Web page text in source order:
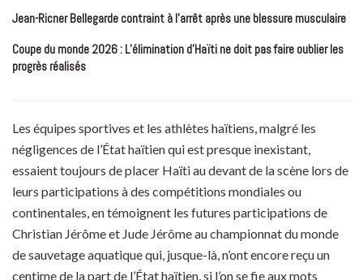
Jean-Ricner Bellegarde contraint à l’arrêt après une blessure musculaire
Coupe du monde 2026 : L’élimination d’Haïti ne doit pas faire oublier les
progrès réalisés
Les équipes sportives et les athlètes haïtiens, malgré les
négligences de l’État haïtien qui est presque inexistant,
essaient toujours de placer Haïti au devant de la scène lors de
leurs participations à des compétitions mondiales ou
continentales, en témoignent les futures participations de
Christian Jérôme et Jude Jérôme au championnat du monde
de sauvetage aquatique qui, jusque-là, n’ont encore reçu un
centime de la part de l’État haïtien, si l’on se fie aux mots